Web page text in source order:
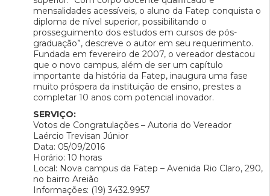
mensalidades acessíveis, o aluno da Fatep conquista o
diploma de nível superior, possibilitando o
prosseguimento dos estudos em cursos de pós-
graduação”, descreve o autor em seu requerimento.
Fundada em fevereiro de 2007, o vereador destacou
que o novo campus, além de ser um capítulo
importante da história da Fatep, inaugura uma fase
muito próspera da instituição de ensino, prestes a
completar 10 anos com potencial inovador.
SERVIÇO:
Votos de Congratulações – Autoria do Vereador
Laércio Trevisan Júnior
Data: 05/09/2016
Horário: 10 horas
Local: Nova campus da Fatep – Avenida Rio Claro, 290,
no bairro Areião
Informações: (19) 3432.9957